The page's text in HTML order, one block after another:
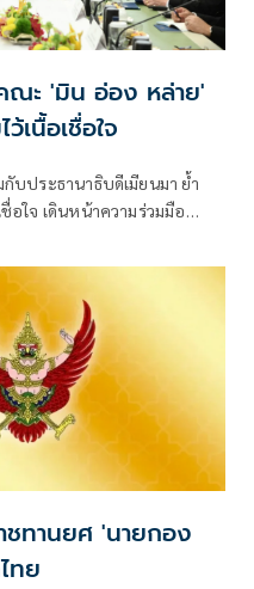
ณะ 'มิน อ่อง หล่าย'
เนื้อเชื่อใจ
บประธานาธิบดีเมียนมา ย้ำ
อใจ เดินหน้าความร่วมมือ
โลยีอวกาศ
ชทานยศ 'นายกอง
ทย